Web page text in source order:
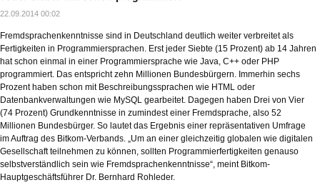
22.09.2014 00:02
Fremdsprachenkenntnisse sind in Deutschland deutlich weiter verbreitet als
Fertigkeiten in Programmiersprachen. Erst jeder Siebte (15 Prozent) ab 14 Jahren
hat schon einmal in einer Programmiersprache wie Java, C++ oder PHP
programmiert. Das entspricht zehn Millionen Bundesbürgern. Immerhin sechs
Prozent haben schon mit Beschreibungssprachen wie HTML oder
Datenbankverwaltungen wie MySQL gearbeitet. Dagegen haben Drei von Vier
(74 Prozent) Grundkenntnisse in zumindest einer Fremdsprache, also 52
Millionen Bundesbürger. So lautet das Ergebnis einer repräsentativen Umfrage
im Auftrag des Bitkom-Verbands. „Um an einer gleichzeitig globalen wie digitalen
Gesellschaft teilnehmen zu können, sollten Programmierfertigkeiten genauso
selbstverständlich sein wie Fremdsprachenkenntnisse“, meint Bitkom-
Hauptgeschäftsführer Dr. Bernhard Rohleder.